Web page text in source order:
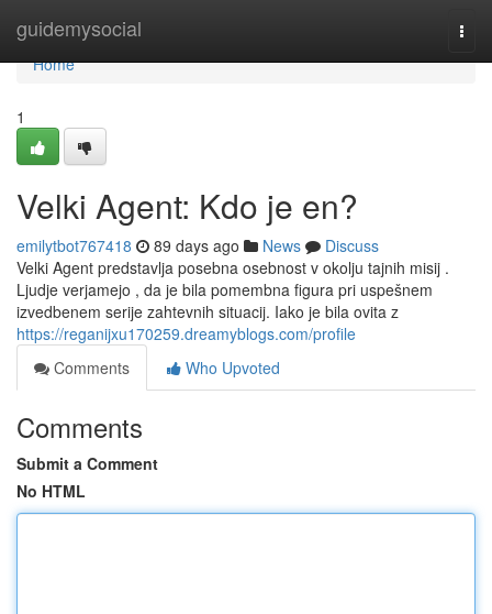
guidemysocial
Home
Home
1
Velki Agent: Kdo je en?
emilytbot767418 89 days ago News
Discuss
Velki Agent predstavlja posebna osebnost v okolju tajnih misij .
Ljudje verjamejo , da je bila pomembna figura pri uspešnem
izvedbenem serije zahtevnih situacij. Iako je bila ovita z
https://reganijxu170259.dreamyblogs.com/profile
Comments
Who Upvoted
Comments
Submit a Comment
No HTML